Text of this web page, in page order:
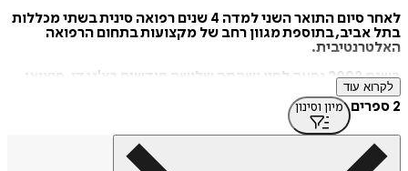
לאחר סיום התואר השני למדה 4 שנים רפואה סינית בשתי מכללות
בתל אביב, בתוספת מגוון רחב של מקצועות בתחום הרפואה
האלטרנטיבית.
בשנת 2002 נסעה לסין ושהתה שלושה חודשים בצ'נגדו, סיצואן.
למדה סינית במסגרת המחלקה הבינלאומית ללימודי סינית
לסטודנטים זרים באוניברסיטה למורים בצ'נגדו. בד בבד סיימה את
לימודי התרגום באוניברסיטה לשפה ותרבות בבייג'ינג.
לקרוא עוד
2 ספרים מיון וסינון